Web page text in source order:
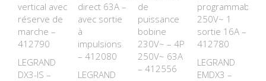
vertical avec
réserve de
marche –
412790
LEGRAND
DX3-IS –
direct 63A –
avec sortie
à
impulsions
– 412080
LEGRAND
de
puissance
bobine
230V~ – 4P
250V~ 63A
– 412556
programmable
250V~ 1
sortie 16A –
412780
LEGRAND
EMDX3 –